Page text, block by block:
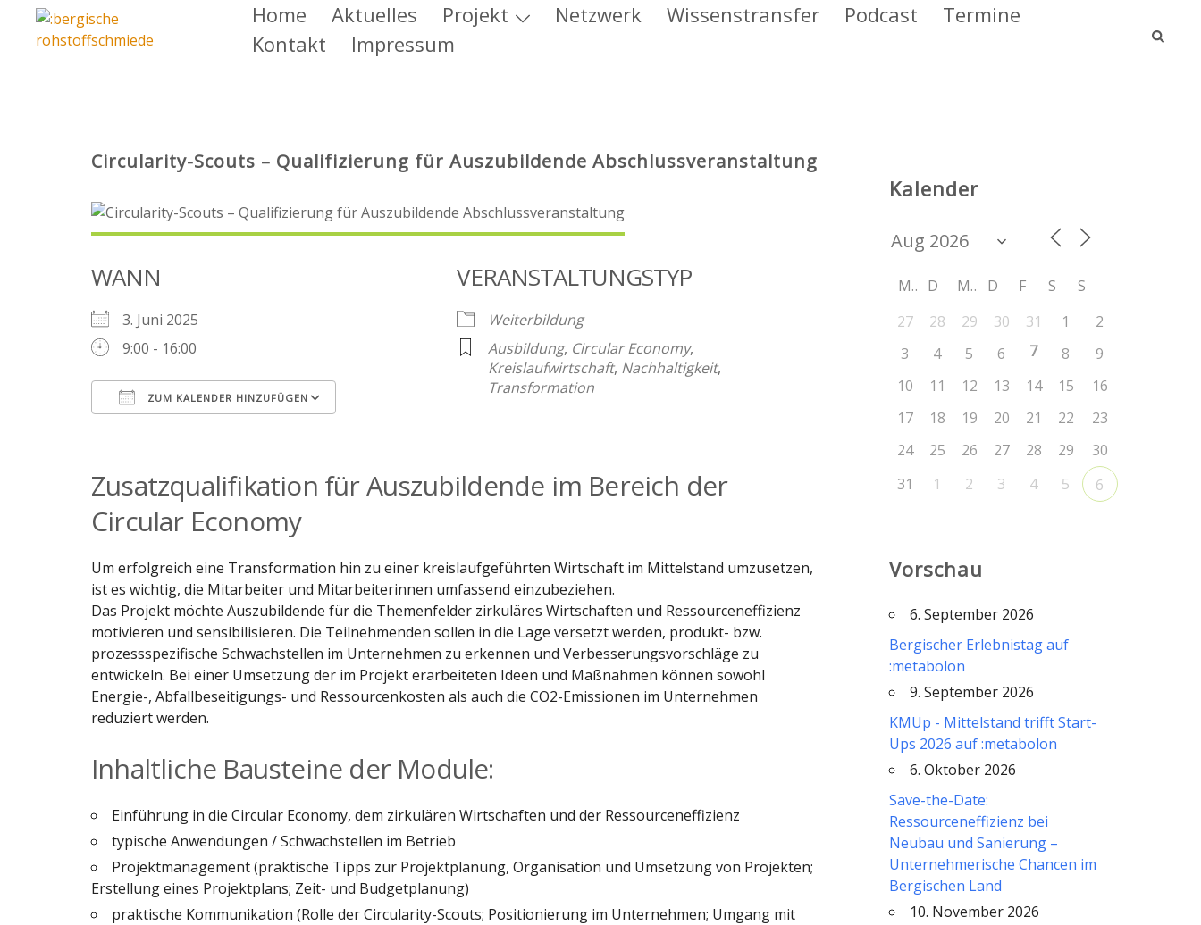
Home Aktuelles Projekt Netzwerk Wissenstransfer Podcast
Termine
Kontakt
Impressum
Circularity-Scouts – Qualifizierung für Auszubildende Abschlussveranstaltung
WANN
3. Juni 2025
9:00 - 16:00
ZUM KALENDER HINZUFÜGEN
VERANSTALTUNGSTYP
Weiterbildung
Ausbildung, Circular Economy,
Kreislaufwirtschaft, Nachhaltigkeit,
Transformation
Zusatzqualifikation für Auszubildende im Bereich der
Circular Economy
Um erfolgreich eine Transformation hin zu einer kreislaufgeführten Wirtschaft im Mittelstand umzusetzen,
ist es wichtig, die Mitarbeiter und Mitarbeiterinnen umfassend einzubeziehen.
Das Projekt möchte Auszubildende für die Themenfelder zirkuläres Wirtschaften und Ressourceneffizienz
motivieren und sensibilisieren. Die Teilnehmenden sollen in die Lage versetzt werden, produkt- bzw.
prozessspezifische Schwachstellen im Unternehmen zu erkennen und Verbesserungsvorschläge zu
entwickeln. Bei einer Umsetzung der im Projekt erarbeiteten Ideen und Maßnahmen können sowohl
Energie-, Abfallbeseitigungs- und Ressourcenkosten als auch die CO2-Emissionen im Unternehmen
reduziert werden.
Inhaltliche Bausteine der Module:
Einführung in die Circular Economy, dem zirkulären Wirtschaften und der Ressourceneffizienz
typische Anwendungen / Schwachstellen im Betrieb
Projektmanagement (praktische Tipps zur Projektplanung, Organisation und Umsetzung von Projekten;
Erstellung eines Projektplans; Zeit- und Budgetplanung)
praktische Kommunikation (Rolle der Circularity-Scouts; Positionierung im Unternehmen; Umgang mit
Kalender
M D M D F S
S
27
28 29 30 31 1
2
3
4 5 6 7 8
9
10
11 12 13 14 15
16
17
18 19 20 21 22
23
24
25 26 27 28 29
30
31
1 2 3 4 5 6
Vorschau
6. September 2026
Bergischer Erlebnistag auf
:metabolon
9. September 2026
KMUp - Mittelstand trifft Start-
Ups 2026 auf :metabolon
6. Oktober 2026
Save-the-Date:
Ressourceneffizienz bei
Neubau und Sanierung –
Unternehmerische Chancen im
Bergischen Land
10. November 2026